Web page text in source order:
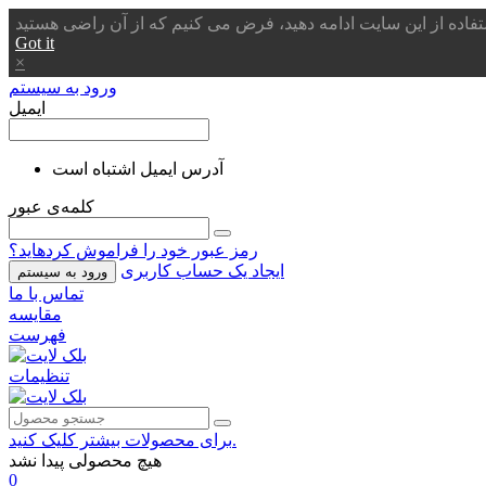
Got it
×
ورود به سیستم
ایمیل
آدرس ایمیل اشتباه است
کلمه‌ی عبور
رمز عبور خود را فراموش کردهاید؟
ورود به سیستم
ایجاد یک حساب کاربری
تماس با ما
مقایسه
فهرست
تنظیمات
برای محصولات بیشتر کلیک کنید.
هیچ محصولی پیدا نشد
0